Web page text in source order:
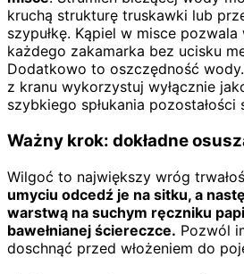
kruchą strukturę truskawki lub
szypułkę. Kąpiel w misce
każdego zakamarka bez ucisku
Dodatkowo to oszczędność
z kranu wykorzystuj wyłącznie
szybkiego spłukania
Ważny krok: dokładne
Wilgoć to największy wróg
umyciu odcedź je na sitku, a
warstwą na suchym ręczniku
bawełnianej ściereczce. Pozwól
doschnąć przed włożeniem do